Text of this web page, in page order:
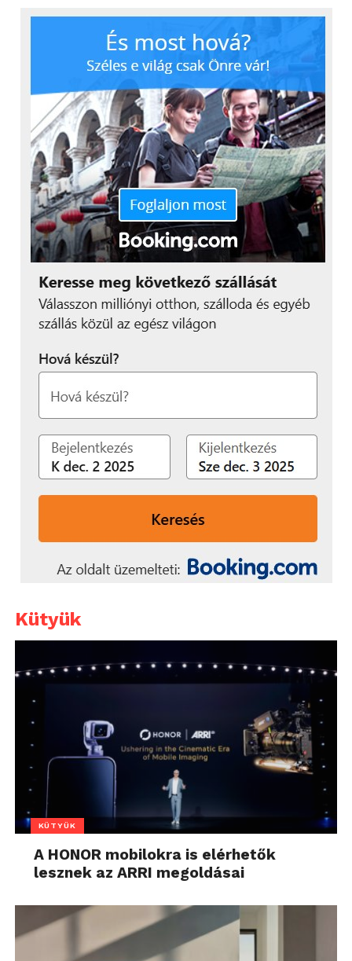
Kütyük
KÜTYÜK
A HONOR mobilokra is elérhetők
lesznek az ARRI megoldásai